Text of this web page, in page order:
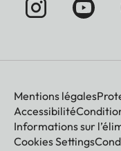
Mentions légales
Accessibilité
Informations sur
Cookies Settings